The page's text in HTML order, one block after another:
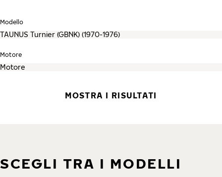
Modello
Motore
MOSTRA I RISULTATI
SCEGLI TRA I MODELLI